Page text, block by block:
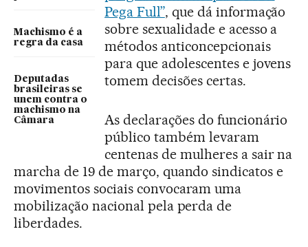
Machismo é a
regra da casa
Deputadas
brasileiras se
unem contra o
machismo na
Câmara
Pega Full”, que dá informação
sobre sexualidade e acesso a
métodos anticoncepcionais
para que adolescentes e jovens
tomem decisões certas.
As declarações do funcionário
público também levaram
centenas de mulheres a sair na
marcha de 19 de março, quando sindicatos e
movimentos sociais convocaram uma
mobilização nacional pela perda de
liberdades.